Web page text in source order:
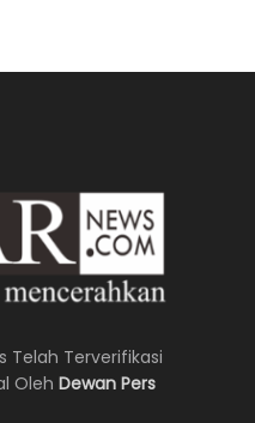
Telah Terverifikasi
Oleh Dewan Pers